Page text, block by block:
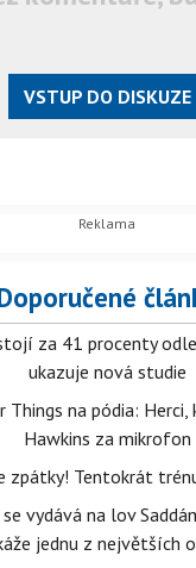
VSTUP DO DISKUZE
za 41 procenty
ukazuje nová studie
Things na pódia:
Hawkins za mikrofon
zpátky! Tentokrát
vydává na lov
jednu z největších